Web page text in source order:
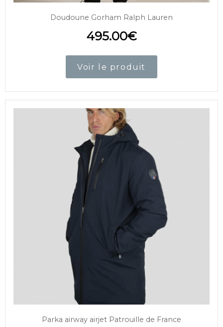
Doudoune Gorham Ralph Lauren
495.00€
Voir le produit
Parka airway airjet Patrouille de France